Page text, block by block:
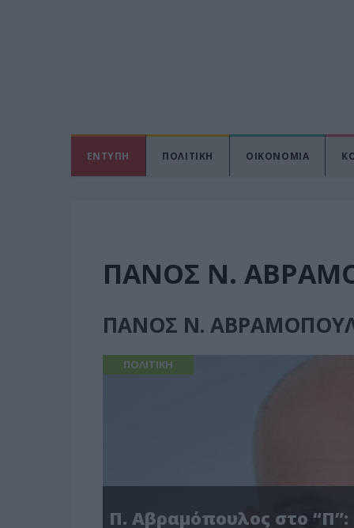
ΕΝΤΥΠΗ ΠΟΛΙΤΙΚΗ ΟΙΚΟΝΟΜΙΑ
ΠΑΝΟΣ Ν.
ΠΑΝΟΣ Ν.
ΠΟΛΙΤΙΚΗ
Π. Αβραμόπουλος στο “Π”: